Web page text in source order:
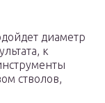
диаметр
к
стволов,